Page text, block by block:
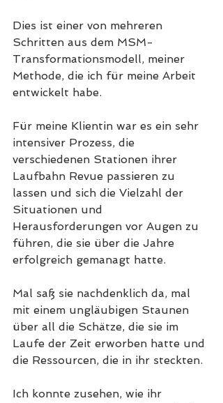
Dies ist einer von mehreren
Schritten aus dem MSM-
Transformationsmodell, meiner
Methode, die ich für meine Arbeit
entwickelt habe.
Für meine Klientin war es ein sehr
intensiver Prozess, die
verschiedenen Stationen ihrer
Laufbahn Revue passieren zu
lassen und sich die Vielzahl der
Situationen und
Herausforderungen vor Augen zu
führen, die sie über die Jahre
erfolgreich gemanagt hatte.
Mal saß sie nachdenklich da, mal
mit einem ungläubigen Staunen
über all die Schätze, die sie im
Laufe der Zeit erworben hatte und
die Ressourcen, die in ihr steckten.
Ich konnte zusehen, wie ihr